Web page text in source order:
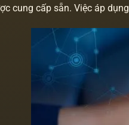
cung cấp sẵn. Việc áp dụng